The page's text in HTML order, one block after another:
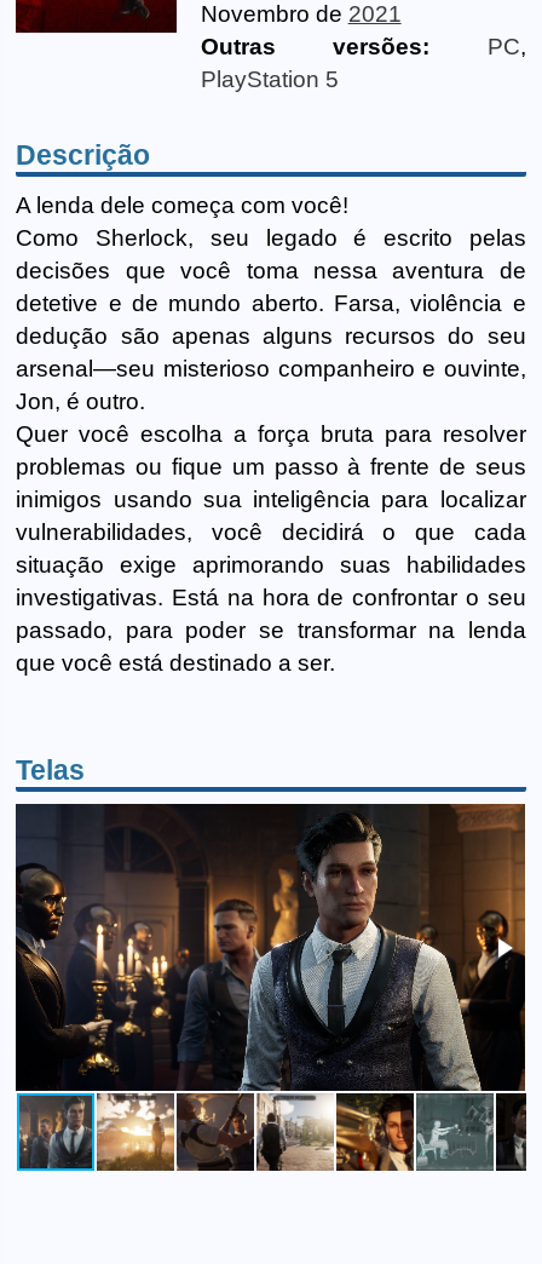
Novembro de 2021
Outras versões:
PC,
PlayStation 5
Descrição
A lenda dele começa com você!
Como Sherlock, seu legado é escrito pelas
decisões que você toma nessa aventura de
detetive e de mundo aberto. Farsa, violência e
dedução são apenas alguns recursos do seu
arsenal—seu misterioso companheiro e ouvinte,
Jon, é outro.
Quer você escolha a força bruta para resolver
problemas ou fique um passo à frente de seus
inimigos usando sua inteligência para localizar
vulnerabilidades, você decidirá o que cada
situação exige aprimorando suas habilidades
investigativas. Está na hora de confrontar o seu
passado, para poder se transformar na lenda
que você está destinado a ser.
Telas